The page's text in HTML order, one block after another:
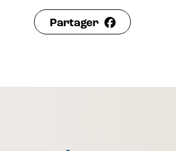
Partager